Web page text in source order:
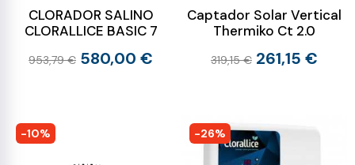
CLORADOR SALINO
CLORALLICE BASIC 7
953,79 € 580,00 €
Captador Solar Vertical
Thermiko Ct 2.0
319,15 € 261,15 €
-10% -26%